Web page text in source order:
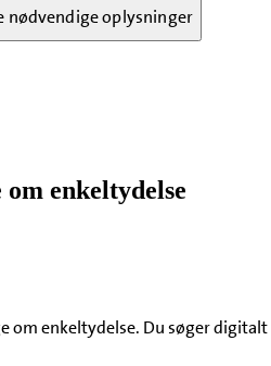
nødvendige oplysninger
enkeltydelse
enkeltydelse. Du søger